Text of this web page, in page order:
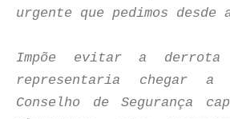
urgente que pedimos desde
Impõe evitar a derrota
representaria chegar a
Conselho de Segurança